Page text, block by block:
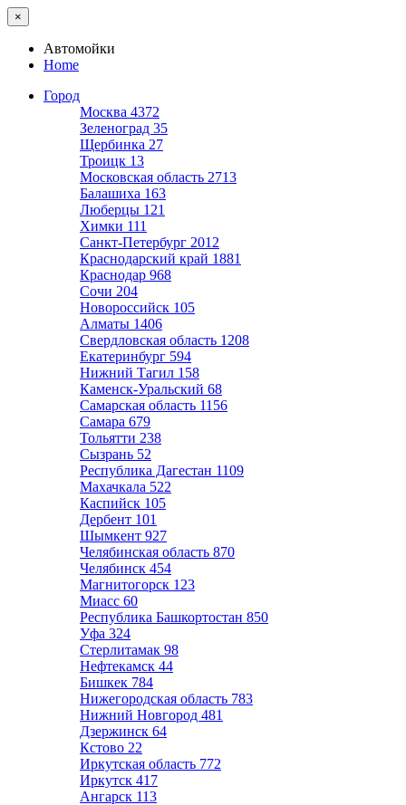
×
Автомойки
Home
Город
Москва 4372
Зеленоград 35
Щербинка 27
Троицк 13
Московская область 2713
Балашиха 163
Люберцы 121
Химки 111
Санкт-Петербург 2012
Краснодарский край 1881
Краснодар 968
Сочи 204
Новороссийск 105
Алматы 1406
Свердловская область 1208
Екатеринбург 594
Нижний Тагил 158
Каменск-Уральский 68
Самарская область 1156
Самара 679
Тольятти 238
Сызрань 52
Республика Дагестан 1109
Махачкала 522
Каспийск 105
Дербент 101
Шымкент 927
Челябинская область 870
Челябинск 454
Магнитогорск 123
Миасс 60
Республика Башкортостан 850
Уфа 324
Стерлитамак 98
Нефтекамск 44
Бишкек 784
Нижегородская область 783
Нижний Новгород 481
Дзержинск 64
Кстово 22
Иркутская область 772
Иркутск 417
Ангарск 113